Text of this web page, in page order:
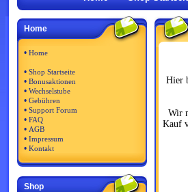
Home
• Home
• Shop Startseite
• Bonusaktionen
• Wechselstube
• Gebühren
• Support Forum
• FAQ
• AGB
• Impressum
• Kontakt
Shop
Hier
Wir
Kauf